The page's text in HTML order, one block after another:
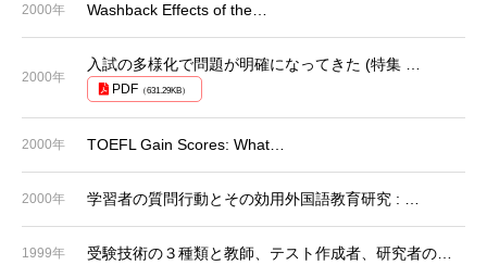
Washback Effects of the…
2000年
入試の多様化で問題が明確になってきた (特集 …
PDF （631.29KB）
2000年
TOEFL Gain Scores: What…
2000年
学習者の質問行動とその効用外国語教育研究 : …
2000年
受験技術の３種類と教師、テスト作成者、研究者の…
1999年